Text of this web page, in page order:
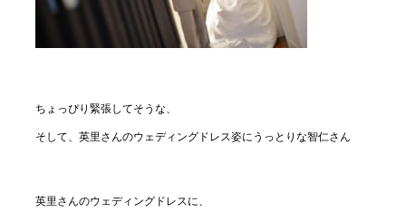
ちょっぴり緊張してそうな、
そして、英里さんのウェディングドレス姿にうっとりな智仁さん
英里さんのウェディングドレスに、